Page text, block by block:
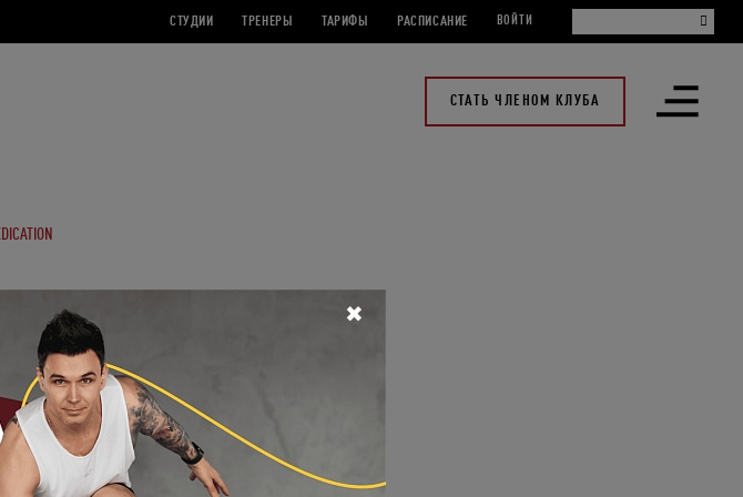
СТУДИИ ТРЕНЕРЫ ТАРИФЫ РАСПИСАНИЕ ВОЙТИ
СТАТЬ ЧЛЕНОМ КЛУБА
Открыть
меню
на MAXимум в студии Base X Pro!
тренировку
мышцы, а перезапустит твое
✖